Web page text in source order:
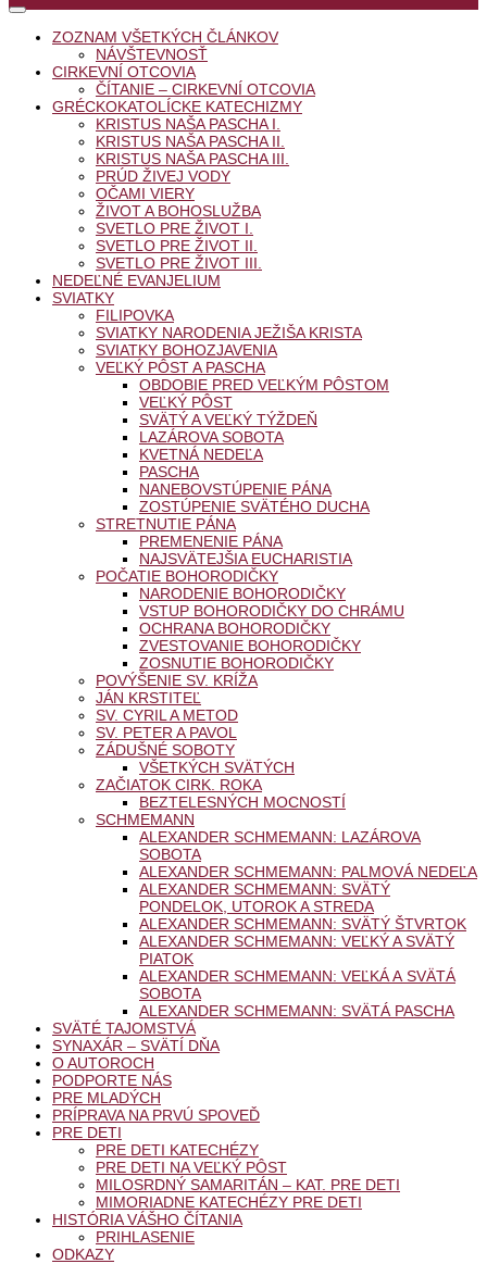
ZOZNAM VŠETKÝCH ČLÁNKOV
NÁVŠTEVNOSŤ
CIRKEVNÍ OTCOVIA
ČÍTANIE – CIRKEVNÍ OTCOVIA
GRÉCKOKATOLÍCKE KATECHIZMY
KRISTUS NAŠA PASCHA I.
KRISTUS NAŠA PASCHA II.
KRISTUS NAŠA PASCHA III.
PRÚD ŽIVEJ VODY
OČAMI VIERY
ŽIVOT A BOHOSLUŽBA
SVETLO PRE ŽIVOT I.
SVETLO PRE ŽIVOT II.
SVETLO PRE ŽIVOT III.
NEDEĽNÉ EVANJELIUM
SVIATKY
FILIPOVKA
SVIATKY NARODENIA JEŽIŠA KRISTA
SVIATKY BOHOZJAVENIA
VEĽKÝ PÔST A PASCHA
OBDOBIE PRED VEĽKÝM PÔSTOM
VEĽKÝ PÔST
SVÄTÝ A VEĽKÝ TÝŽDEŇ
LAZÁROVA SOBOTA
KVETNÁ NEDEĽA
PASCHA
NANEBOVSTÚPENIE PÁNA
ZOSTÚPENIE SVÄTÉHO DUCHA
STRETNUTIE PÁNA
PREMENENIE PÁNA
NAJSVÄTEJŠIA EUCHARISTIA
POČATIE BOHORODIČKY
NARODENIE BOHORODIČKY
VSTUP BOHORODIČKY DO CHRÁMU
OCHRANA BOHORODIČKY
ZVESTOVANIE BOHORODIČKY
ZOSNUTIE BOHORODIČKY
POVÝŠENIE SV. KRÍŽA
JÁN KRSTITEĽ
SV. CYRIL A METOD
SV. PETER A PAVOL
ZÁDUŠNÉ SOBOTY
VŠETKÝCH SVÄTÝCH
ZAČIATOK CIRK. ROKA
BEZTELESNÝCH MOCNOSTÍ
SCHMEMANN
ALEXANDER SCHMEMANN: LAZÁROVA
SOBOTA
ALEXANDER SCHMEMANN: PALMOVÁ NEDEĽA
ALEXANDER SCHMEMANN: SVÄTÝ
PONDELOK, UTOROK A STREDA
ALEXANDER SCHMEMANN: SVÄTÝ ŠTVRTOK
ALEXANDER SCHMEMANN: VEĽKÝ A SVÄTÝ
PIATOK
ALEXANDER SCHMEMANN: VEĽKÁ A SVÄTÁ
SOBOTA
ALEXANDER SCHMEMANN: SVÄTÁ PASCHA
SVÄTÉ TAJOMSTVÁ
SYNAXÁR – SVÄTÍ DŇA
O AUTOROCH
PODPORTE NÁS
PRE MLADÝCH
PRÍPRAVA NA PRVÚ SPOVEĎ
PRE DETI
PRE DETI KATECHÉZY
PRE DETI NA VEĽKÝ PÔST
MILOSRDNÝ SAMARITÁN – KAT. PRE DETI
MIMORIADNE KATECHÉZY PRE DETI
HISTÓRIA VÁŠHO ČÍTANIA
PRIHLASENIE
ODKAZY